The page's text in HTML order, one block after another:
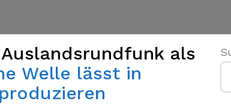
als
Welle lässt in